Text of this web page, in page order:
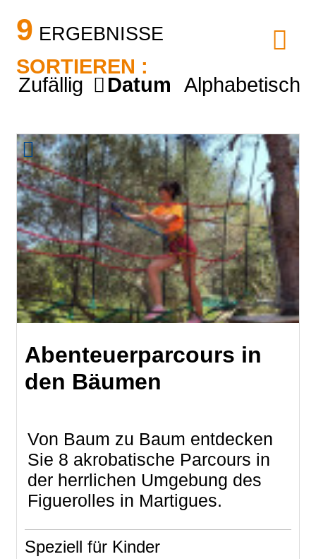
9 ERGEBNISSE
SORTIEREN :
Zufällig
Datum Alphabetisch
Abenteuerparcours in
den Bäumen
Von Baum zu Baum entdecken
Sie 8 akrobatische Parcours in
der herrlichen Umgebung des
Figuerolles in Martigues.
Speziell für Kinder